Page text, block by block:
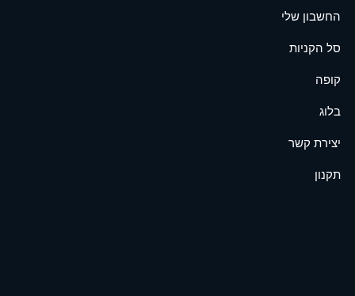
החשבון שלי
סל הקניות
קופה
בלוג
יצירת קשר
תקנון